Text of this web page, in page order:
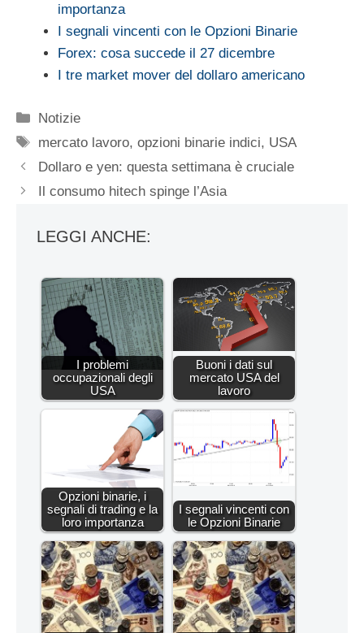
importanza
I segnali vincenti con le Opzioni Binarie
Forex: cosa succede il 27 dicembre
I tre market mover del dollaro americano
Categorie
Notizie
Tag
mercato lavoro,opzioni binarie indici, USA
Dollaro e yen: questa settimana è cruciale
Il consumo hitech spinge l’Asia
LEGGI ANCHE:
I problemi
occupazionali degli
USA
Buoni i dati sul
mercato USA del
lavoro
Opzioni binarie, i
segnali di trading e la
loro importanza
I segnali vincenti con
le Opzioni Binarie